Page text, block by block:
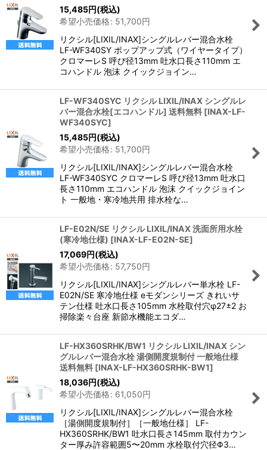
15,485円(税込)
希望小売価格: 51,700円
リクシル[LIXIL/INAX]シングルレバー混合水栓
LF-WF340SY ポップアップ式（ワイヤータイプ）
クロマーレS 呼び径13mm 吐水口長さ110mm エ
コハンドル 泡沫 クイックジョイン…
LF-WF340SYC リクシル LIXIL/INAX シングルレ
バー混合水栓[エコハンドル] 送料無料 [INAX-LF-
WF340SYC]
15,485円(税込)
希望小売価格: 51,700円
リクシル[LIXIL/INAX]シングルレバー混合水栓
LF-WF340SYC クロマーレS 呼び径13mm 吐水口
長さ110mm エコハンドル 泡沫 クイックジョイン
ト 一般地・寒冷地共用 排水栓な…
LF-E02N/SE リクシル LIXIL/INAX 洗面所用水栓
(寒冷地仕様) [INAX-LF-E02N-SE]
17,069円(税込)
希望小売価格: 57,750円
リクシル[LIXIL/INAX]シングルレバー単水栓 LF-
E02N/SE 寒冷地仕様 eモダンシリーズ きれいサ
テン仕様 吐水口長さ105mm 水栓取付穴φ27±2 お
掃除楽々台座 新節水機能エコダ…
LF-HX360SRHK/BW1 リクシル LIXIL/INAX シン
グルレバー混合水栓 湯側開度規制付 一般地仕様
送料無料 [INAX-LF-HX360SRHK-BW1]
18,036円(税込)
希望小売価格: 61,050円
リクシル[LIXIL/INAX]シングルレバー混合水栓
［湯側開度規制付］［一般地仕様］ LF-
HX360SRHK/BW1 吐水口長さ145mm 取付カウン
ター厚み許容範囲5〜20mm 水栓取付穴径Φ3…